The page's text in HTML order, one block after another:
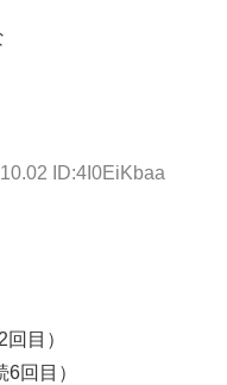
ID:4I0EiKbaa
目）
回目）